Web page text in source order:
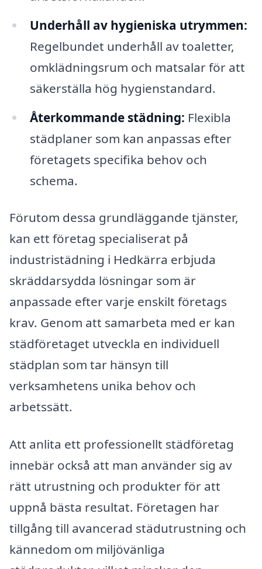
Underhåll av hygieniska utrymmen:
Regelbundet underhåll av toaletter,
omklädningsrum och matsalar för att
säkerställa hög hygienstandard.
Återkommande städning: Flexibla
städplaner som kan anpassas efter
företagets specifika behov och
schema.
Förutom dessa grundläggande tjänster,
kan ett företag specialiserat på
industristädning i Hedkärra erbjuda
skräddarsydda lösningar som är
anpassade efter varje enskilt företags
krav. Genom att samarbeta med er kan
städföretaget utveckla en individuell
städplan som tar hänsyn till
verksamhetens unika behov och
arbetssätt.
Att anlita ett professionellt städföretag
innebär också att man använder sig av
rätt utrustning och produkter för att
uppnå bästa resultat. Företagen har
tillgång till avancerad städutrustning och
kännedom om miljövänliga